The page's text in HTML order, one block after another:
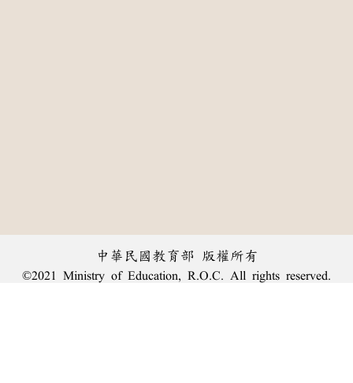
中華民國教育部 版權所有
©2021 Ministry of Education, R.O.C. All rights reserved.